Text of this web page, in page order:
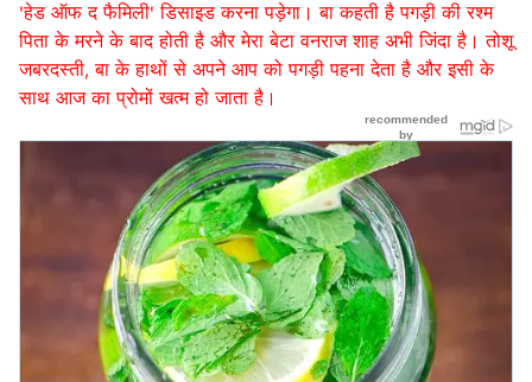
'हेड ऑफ द फैमिली' डिसाइड करना पड़ेगा। बा कहती है पगड़ी की रश्म
पिता के मरने के बाद होती है और मेरा बेटा वनराज शाह अभी जिंदा है। तोशू
जबरदस्ती, बा के हाथों से अपने आप को पगड़ी पहना देता है और इसी के
साथ आज का प्रोमों खत्म हो जाता है।